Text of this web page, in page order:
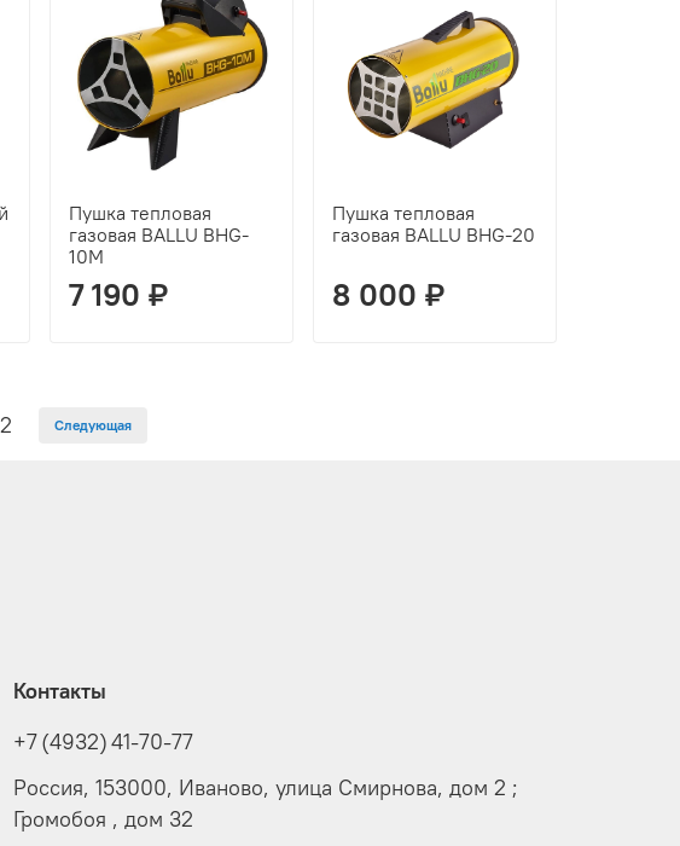
Пушка тепловая
газовая BALLU BHG-
10M
7 190 ₽
Пушка тепловая
газовая BALLU BHG-20
8 000 ₽
2 Следующая
Контакты
+7 (4932) 41-70-77
Россия, 153000, Иваново, улица Смирнова, дом 2 ;
Громобоя , дом 32